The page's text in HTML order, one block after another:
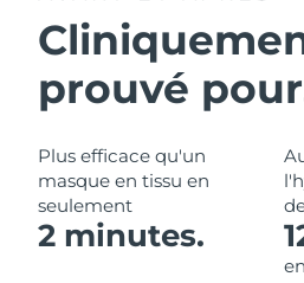
prouvé
Plus efficace qu'un
masque en tissu en
seulement
2 minutes.
Philippines
Pologne
Portugal
Porto Rico